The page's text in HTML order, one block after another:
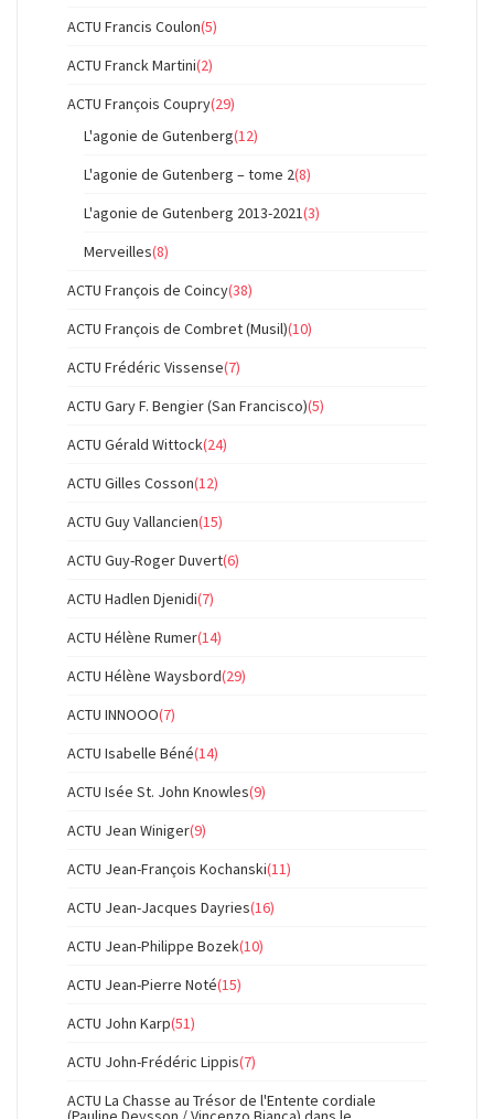
ACTU Francis Coulon(5)
ACTU Franck Martini(2)
ACTU François Coupry(29)
L'agonie de Gutenberg(12)
L'agonie de Gutenberg – tome 2(8)
L'agonie de Gutenberg 2013-2021(3)
Merveilles(8)
ACTU François de Coincy(38)
ACTU François de Combret (Musil)(10)
ACTU Frédéric Vissense(7)
ACTU Gary F. Bengier (San Francisco)(5)
ACTU Gérald Wittock(24)
ACTU Gilles Cosson(12)
ACTU Guy Vallancien(15)
ACTU Guy-Roger Duvert(6)
ACTU Hadlen Djenidi(7)
ACTU Hélène Rumer(14)
ACTU Hélène Waysbord(29)
ACTU INNOOO(7)
ACTU Isabelle Béné(14)
ACTU Isée St. John Knowles(9)
ACTU Jean Winiger(9)
ACTU Jean-François Kochanski(11)
ACTU Jean-Jacques Dayries(16)
ACTU Jean-Philippe Bozek(10)
ACTU Jean-Pierre Noté(15)
ACTU John Karp(51)
ACTU John-Frédéric Lippis(7)
ACTU La Chasse au Trésor de l'Entente cordiale